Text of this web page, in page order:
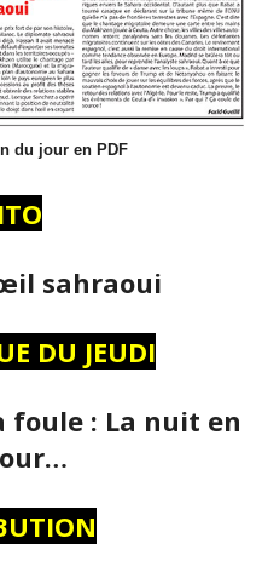
du jour en PDF
sahraoui
DU JEUDI
foule : La nuit en